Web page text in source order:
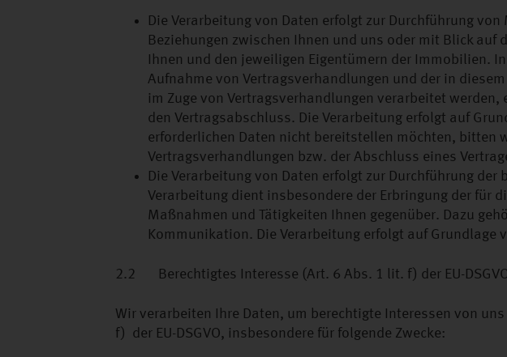
Die Verarbeitung von Daten erfolgt zur Durchführung
Beziehungen zwischen Ihnen und uns oder mit Blick
Ihnen und den jeweiligen Eigentümern der Immobilien.
Aufnahme von Vertragsverhandlungen und der in
im Zuge von Vertragsverhandlungen verarbeitet
den Vertragsabschluss. Die Verarbeitung erfolgt auf
erforderlichen Daten nicht bereitstellen möchten, bitten
Vertragsverhandlungen bzw. der Abschluss eines
Die Verarbeitung von Daten erfolgt zur Durchführung
Verarbeitung dient insbesondere der Erbringung der für
Maßnahmen und Tätigkeiten Ihnen gegenüber. Dazu
Kommunikation. Die Verarbeitung erfolgt auf Grundlage
2.2 Berechtigtes Interesse (Art. 6 Abs. 1 lit. f) der EU-
Wir verarbeiten Ihre Daten, um berechtigte Interessen von
f) der EU-DSGVO, insbesondere für folgende Zwecke: